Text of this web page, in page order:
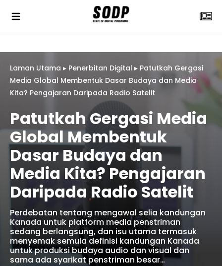
Laman Utama ▸ Penerbitan Digital ▸ Patutkah Gergasi
Media Global Membentuk Dasar Budaya dan Media
Kita? Pengajaran Daripada Radio Satelit
Patutkah Gergasi Media
Global Membentuk
Dasar Budaya dan
Media Kita? Pengajaran
Daripada Radio Satelit
Perdebatan tentang mengawal selia kandungan
Kanada untuk platform media penstriman
sedang berlangsung, dan isu utama termasuk
menyemak semula definisi kandungan Kanada
untuk produksi budaya audio dan visual dan
sama ada syarikat penstriman besar…